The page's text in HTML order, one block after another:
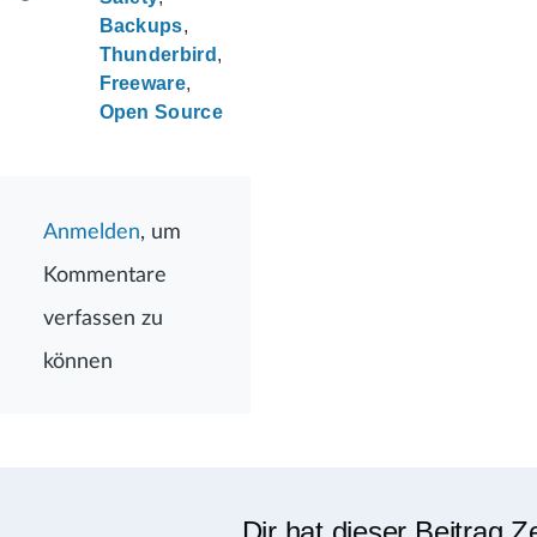
Backups
Thunderbird
Freeware
Open Source
Anmelden, um
Kommentare
verfassen zu
können